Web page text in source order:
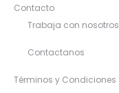
Contacto
Trabaja con nosotros
Contactanos
Términos y Condiciones